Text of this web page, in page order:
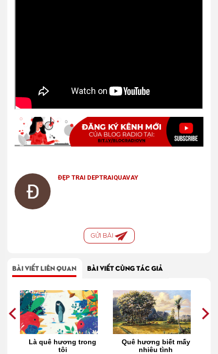
ĐẸP TRAI DEPTRAIQUAVAY
GỬI BÀI
BÀI VIẾT LIÊN QUAN BÀI VIẾT CÙNG TÁC GIẢ
Là quê hương trong
tôi
Quê hương biết mấy
nhiêu tình